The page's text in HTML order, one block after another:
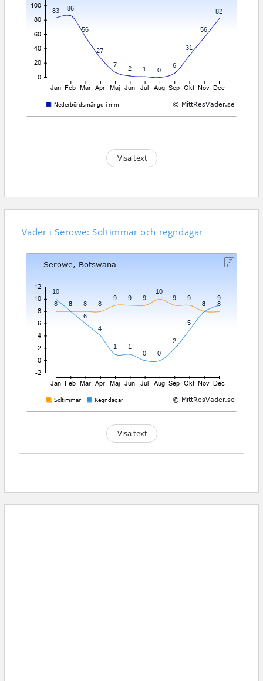
Visa text
Väder i Serowe: Soltimmar och regndagar
Visa text